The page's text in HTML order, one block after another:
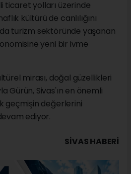
ticaret yolları üzerinde
kültürü de canlılığını
turizm sektöründe yaşanan
yeni bir ivme
mirası, doğal güzellikleri
Gürün, Sivas'ın en önemli
geçmişin değerlerini
ediyor.
SIVAS HABERİ